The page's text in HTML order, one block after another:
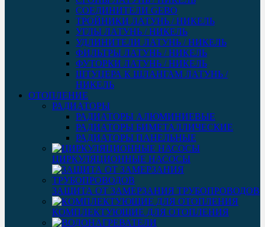
СОЕДИНИТЕЛИ GEBO
ТРОЙНИКИ ЛАТУНЬ / НИКЕЛЬ
УГЛЫ ЛАТУНЬ / НИКЕЛЬ
УДЛИНИТЕЛИ ЛАТУНЬ / НИКЕЛЬ
ФИЛЬТРЫ ЛАТУНЬ / НИКЕЛЬ
ФУТОРКИ ЛАТУНЬ / НИКЕЛЬ
ШТУЦЕРА К ШЛАНГАМ ЛАТУНЬ /
НИКЕЛЬ
ОТОПЛЕНИЕ
РАДИАТОРЫ
РАДИАТОРЫ АЛЮМИНИЕВЫЕ
РАДИАТОРЫ БИМЕТАЛЛИЧЕСКИЕ
РАДИАТОРЫ ПАНЕЛЬНЫЕ
ЦИРКУЛЯЦИОННЫЕ НАСОСЫ
ЗАЩИТА ОТ ЗАМЕРЗАНИЯ ТРУБОПРОВОДОВ
КОМПЛЕКТУЮЩИЕ ДЛЯ ОТОПЛЕНИЯ